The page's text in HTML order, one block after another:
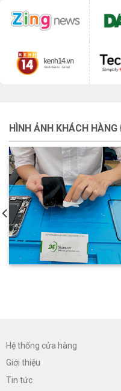
HÌNH ẢNH KHÁCH
Hệ thống cửa hàng
Giới thiệu
Tin tức